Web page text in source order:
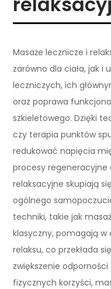
Masaże lecznicze i
zarówno dla ciała, jak i
leczniczych, ich
oraz poprawa
szkieletowego. Dzięki
czy terapia punktów
redukować napięcia
procesy regeneracyjne
relaksacyjne skupiają
ogólnego
techniki, takie jak
klasyczny, pomagają w
relaksu, co przekłada
zwiększenie
fizycznych korzyści,